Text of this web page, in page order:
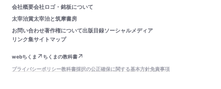
会社概要会社ロゴ・銘板について
太宰治賞太宰治と筑摩書房
お問い合わせ著作権について出版目録ソーシャルメディア
リンク集サイトマップ
webちくま
ちくまの教科書
プライバシーポリシー教科書採択の公正確保に関する基本方針免責事項